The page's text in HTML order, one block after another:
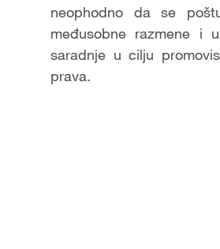
neophodno da se
međusobne razmene i
saradnje u cilju
prava.